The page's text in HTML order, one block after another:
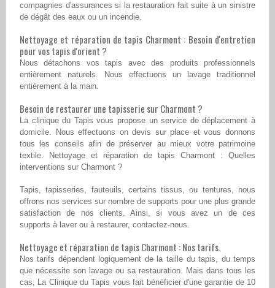
compagnies d'assurances si la restauration fait suite à un sinistre
de dégât des eaux ou un incendie.
Nettoyage et réparation de tapis Charmont : Besoin d'entretien
pour vos tapis d'orient ?
Nous détachons vos tapis avec des produits professionnels
entièrement naturels. Nous effectuons un lavage traditionnel
entièrement à la main.
Besoin de restaurer une tapisserie sur Charmont ?
La clinique du Tapis vous propose un service de déplacement à
domicile. Nous effectuons on devis sur place et vous donnons
tous les conseils afin de préserver au mieux votre patrimoine
textile. Nettoyage et réparation de tapis Charmont : Quelles
interventions sur Charmont ?
Tapis, tapisseries, fauteuils, certains tissus, ou tentures, nous
offrons nos services sur nombre de supports pour une plus grande
satisfaction de nos clients. Ainsi, si vous avez un de ces
supports à laver ou à restaurer, contactez-nous.
Nettoyage et réparation de tapis Charmont : Nos tarifs.
Nos tarifs dépendent logiquement de la taille du tapis, du temps
que nécessite son lavage ou sa restauration. Mais dans tous les
cas, La Clinique du Tapis vous fait bénéficier d'une garantie de 10